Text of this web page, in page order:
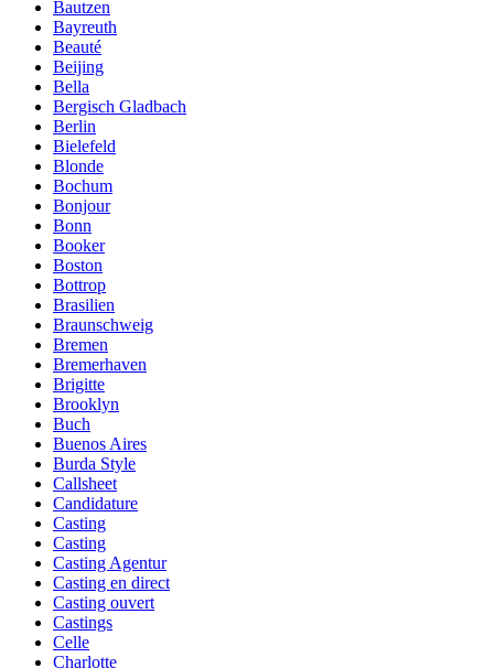
Bautzen
Bayreuth
Beauté
Beijing
Bella
Bergisch Gladbach
Berlin
Bielefeld
Blonde
Bochum
Bonjour
Bonn
Booker
Boston
Bottrop
Brasilien
Braunschweig
Bremen
Bremerhaven
Brigitte
Brooklyn
Buch
Buenos Aires
Burda Style
Callsheet
Candidature
Casting
Casting
Casting Agentur
Casting en direct
Casting ouvert
Castings
Celle
Charlotte